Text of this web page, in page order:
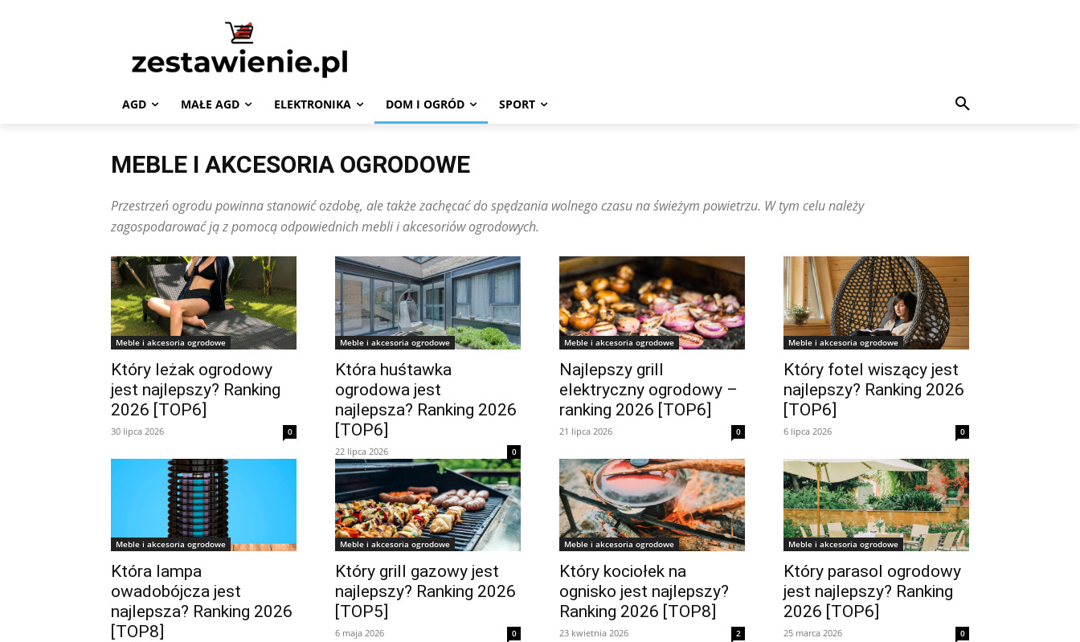
AGD MAŁE AGD ELEKTRONIKA DOM I OGRÓD SPORT
MEBLE I AKCESORIA OGRODOWE
Przestrzeń ogrodu powinna stanowić ozdobę, ale także zachęcać do spędzania wolnego czasu na świeżym powietrzu. W tym celu należy
zagospodarować ją z pomocą odpowiednich mebli i akcesoriów ogrodowych.
Meble i akcesoria ogrodowe
Który leżak ogrodowy
jest najlepszy? Ranking
2026 [TOP6]
30 lipca 2026 0
Meble i akcesoria ogrodowe
Która huśtawka
ogrodowa jest
najlepsza? Ranking 2026
[TOP6]
22 lipca 2026 0
Meble i akcesoria ogrodowe
Najlepszy grill
elektryczny ogrodowy –
ranking 2026 [TOP6]
21 lipca 2026 0
Meble i akcesoria ogrodowe
Który fotel wiszący jest
najlepszy? Ranking 2026
[TOP6]
6 lipca 2026 0
Meble i akcesoria ogrodowe
Która lampa
owadobójcza jest
najlepsza? Ranking 2026
[TOP8]
Meble i akcesoria ogrodowe
Który grill gazowy jest
najlepszy? Ranking 2026
[TOP5]
6 maja 2026 0
Meble i akcesoria ogrodowe
Który kociołek na
ognisko jest najlepszy?
Ranking 2026 [TOP8]
23 kwietnia 2026 2
Meble i akcesoria ogrodowe
Który parasol ogrodowy
jest najlepszy? Ranking
2026 [TOP6]
25 marca 2026 0